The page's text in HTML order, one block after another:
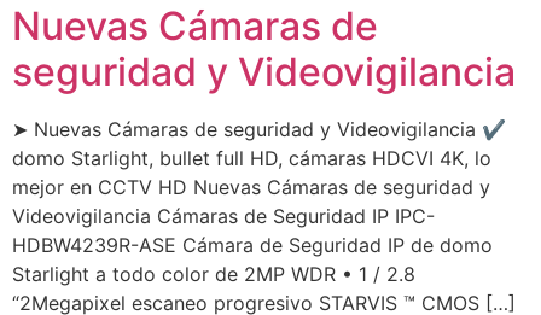
Nuevas Cámaras de
seguridad y Videovigilancia
➤ Nuevas Cámaras de seguridad y Videovigilancia ✔
domo Starlight, bullet full HD, cámaras HDCVI 4K, lo
mejor en CCTV HD Nuevas Cámaras de seguridad y
Videovigilancia Cámaras de Seguridad IP IPC-
HDBW4239R-ASE Cámara de Seguridad IP de domo
Starlight a todo color de 2MP WDR • 1 / 2.8
“2Megapixel escaneo progresivo STARVIS ™ CMOS […]